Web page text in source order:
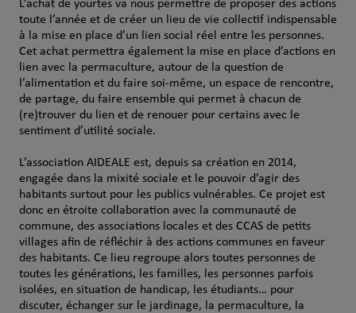
L’achat de yourtes va nous permettre de proposer des actions
toute l’année et de créer un lieu de vie collectif indispensable
à la mise en place d’un lien social réel entre les personnes.
Cet achat permettra également la mise en place d’actions en
lien avec la permaculture, autour de la question de
l’alimentation et du faire soi-même, un espace de rencontre,
de partage, du faire ensemble qui permet à chacun de
(re)trouver du lien et de renouer pour certains avec le
sentiment d’utilité sociale.
L’association AIDEALE est, depuis sa création en 2014,
engagée dans la mixité sociale et le pouvoir d’agir des
habitants surtout pour les publics vulnérables. Ce projet est
donc en étroite collaboration avec la communauté de
commune, des associations locales et des CCAS de petits
villages afin de réfléchir à des actions communes en faveur
des habitants. Ce lieu regroupe alors toutes personnes de
toutes les générations, les familles, les personnes parfois
isolées, en situation de handicap, les étudiants… pour
discuter, échanger sur le jardinage, la permaculture, la